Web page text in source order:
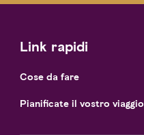
Link rapidi
Cose da fare
Pianificate il vostro viaggio